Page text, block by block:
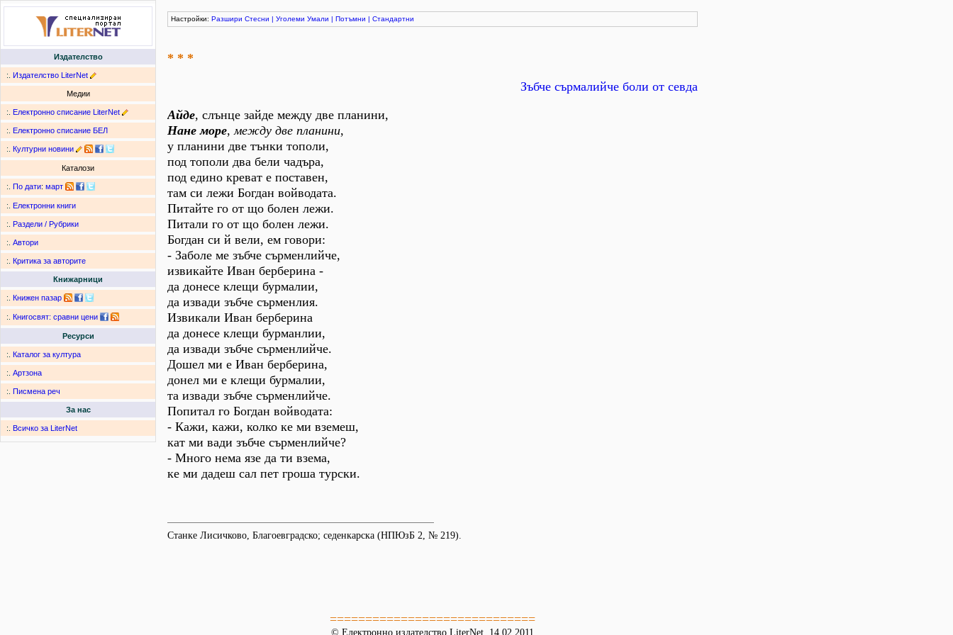
Издателство
:. Издателство LiterNet
Медии
:. Електронно списание LiterNet
:. Електронно списание БЕЛ
:. Културни новини
Каталози
:. По дати: март
:. Електронни книги
:. Раздели / Рубрики
:. Автори
:. Критика за авторите
Книжарници
:. Книжен пазар
:. Книгосвят: сравни цени
Ресурси
:. Каталог за култура
:. Артзона
:. Писмена реч
За нас
:. Всичко за LiterNet
Настройки: Разшири Стесни | Уголеми Умали | Потъмни | Стандартни
* * *
Зъбче сърмалийче боли от севда
Айде, слънце зайде между две планини,
Нане море,между две планини,
у планини две тънки тополи,
под тополи два бели чадъра,
под едино креват е поставен,
там си лежи Богдан войводата.
Питайте го от що болен лежи.
Питали го от що болен лежи.
Богдан си й вели, ем говори:
- Заболе ме зъбче сърменлийче,
извикайте Иван берберина -
да донесе клещи бурмалии,
да извади зъбче сърменлия.
Извикали Иван берберина
да донесе клещи бурманлии,
да извади зъбче сърменлийче.
Дошел ми е Иван берберина,
донел ми е клещи бурмалии,
та извади зъбче сърменлийче.
Попитал го Богдан войводата:
- Кажи, кажи, колко ке ми вземеш,
кат ми вади зъбче сърменлийче?
- Много нема язе да ти взема,
ке ми дадеш сал пет гроша турски.
Станке Лисичково, Благоевградско; седенкарска (НПЮзБ 2, № 219).
=============================
© Електронно издателство LiterNet, 14.02.2011